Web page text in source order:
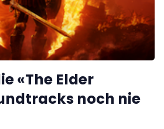
«The Elder
noch nie